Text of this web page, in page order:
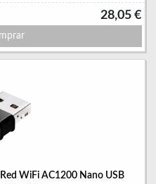
28,05 €
WiFi AC1200 Nano USB